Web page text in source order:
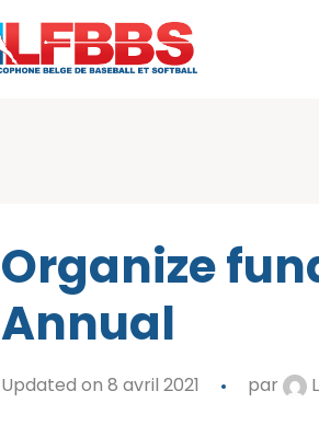
Organize
Annual
Updated on 8 avril 2021 par